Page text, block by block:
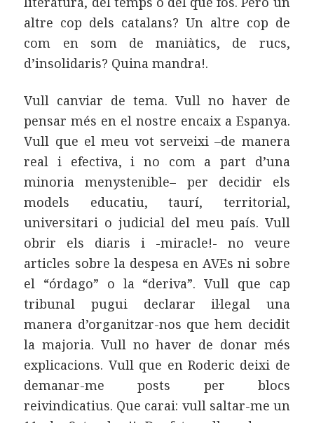
altre cop dels catalans? Un altre cop de
com en som de maniàtics, de rucs,
d’insolidaris? Quina mandra!.
Vull canviar de tema. Vull no haver de
pensar més en el nostre encaix a Espanya.
Vull que el meu vot serveixi –de manera
real i efectiva, i no com a part d’una
minoria menystenible– per decidir els
models educatiu, taurí, territorial,
universitari o judicial del meu país. Vull
obrir els diaris i -miracle!- no veure
articles sobre la despesa en AVEs ni sobre
el “órdago” o la “deriva”. Vull que cap
tribunal pugui declarar il·legal una
manera d’organitzar-nos que hem decidit
la majoria. Vull no haver de donar més
explicacions. Vull que en Roderic deixi de
demanar-me posts per blocs
reivindicatius. Que carai: vull saltar-me un